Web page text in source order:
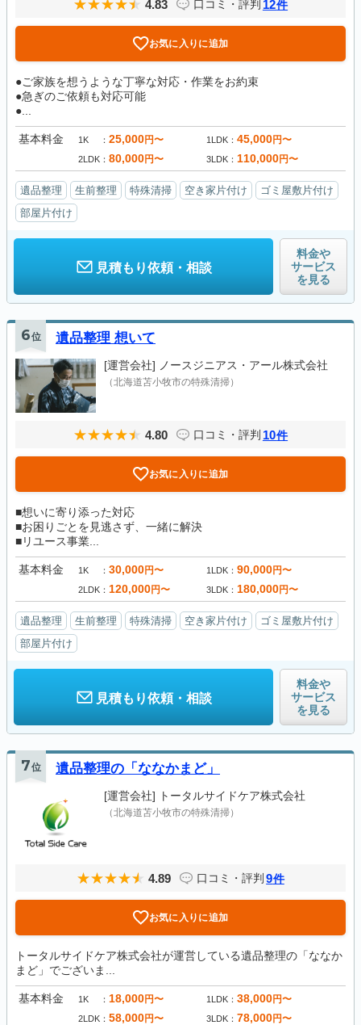
4.83 口コミ・評判 12件
お気に入りに追加
●ご家族を想うような丁寧な対応・作業をお約束
●急ぎのご依頼も対応可能
●...
基本料金 1K 25,000円〜 1LDK 45,000円〜
2LDK 80,000円〜 3LDK 110,000円〜
遺品整理 生前整理 特殊清掃 空き家片付け
ゴミ屋敷片付け
部屋片付け
見積もり依頼・相談
料金や
サービス
を見る
6位 遺品整理 想いて
[運営会社] ノースジニアス・アール株式会社
（北海道苫小牧市の特殊清掃）
4.80 口コミ・評判 10件
お気に入りに追加
■想いに寄り添った対応
■お困りごとを見逃さず、一緒に解決
■リユース事業...
基本料金 1K 30,000円〜 1LDK 90,000円〜
2LDK 120,000円〜 3LDK 180,000円〜
遺品整理 生前整理 特殊清掃 空き家片付け
ゴミ屋敷片付け
部屋片付け
見積もり依頼・相談
料金や
サービス
を見る
7位 遺品整理の「ななかまど」
[運営会社] トータルサイドケア株式会社
（北海道苫小牧市の特殊清掃）
4.89 口コミ・評判 9件
お気に入りに追加
トータルサイドケア株式会社が運営している遺品整理の「ななか
まど」でございま...
基本料金 1K 18,000円〜 1LDK 38,000円〜
2LDK 58,000円〜 3LDK 78,000円〜